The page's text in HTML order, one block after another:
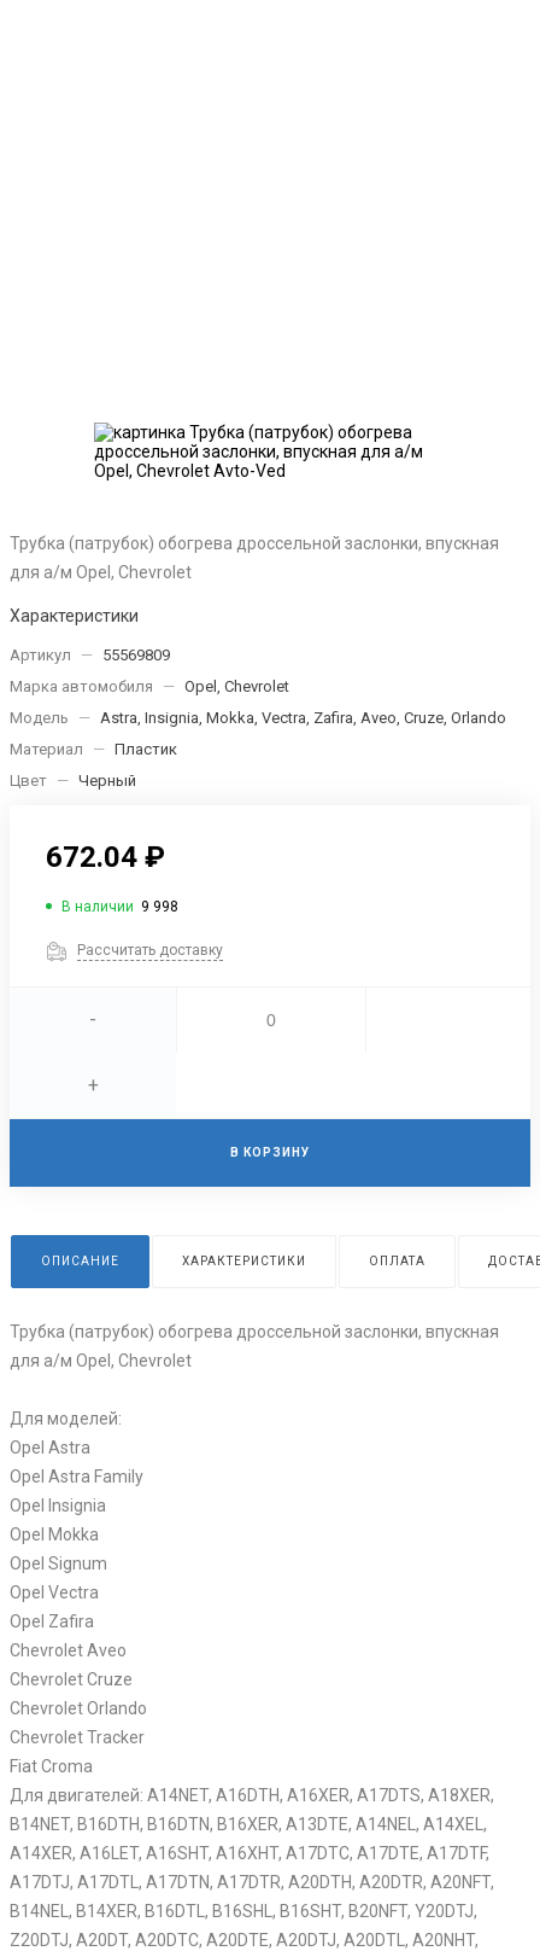
Трубка (патрубок) обогрева дроссельной заслонки, впускная
для а/м Opel, Chevrolet
Характеристики
Артикул — 55569809
Марка автомобиля
— Opel, Chevrolet
Модель
— Astra, Insignia, Mokka, Vectra, Zafira, Aveo, Cruze, Orlando
Материал
— Пластик
Цвет — Черный
672.04 ₽
В наличии 9 998
Рассчитать доставку
-
+
В КОРЗИНУ
ОПИСАНИЕ ХАРАКТЕРИСТИКИ ОПЛАТА
Трубка (патрубок) обогрева дроссельной заслонки, впускная
для а/м Opel, Chevrolet
Для моделей:
Opel Astra
Opel Astra Family
Opel Insignia
Opel Mokka
Opel Signum
Opel Vectra
Opel Zafira
Chevrolet Aveo
Chevrolet Cruze
Chevrolet Orlando
Chevrolet Tracker
Fiat Croma
Для двигателей: A14NET, A16DTH, A16XER, A17DTS, A18XER,
B14NET, B16DTH, B16DTN, B16XER, A13DTE, A14NEL, A14XEL,
A14XER, A16LET, A16SHT, A16XHT, A17DTC, A17DTE, A17DTF,
A17DTJ, A17DTL, A17DTN, A17DTR, A20DTH, A20DTR, A20NFT,
B14NEL, B14XER, B16DTL, B16SHL, B16SHT, B20NFT, Y20DTJ,
Z20DTJ, A20DT, A20DTC, A20DTE, A20DTJ, A20DTL, A20NHT,